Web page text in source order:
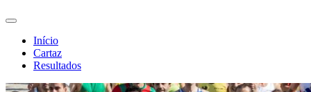
Início
Cartaz
Resultados